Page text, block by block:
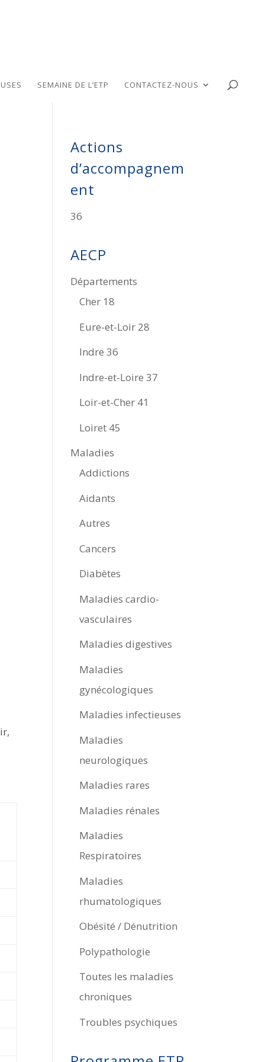
SEMAINE DE L’ETP CONTACTEZ-NOUS
Actions
d’accompagnem
ent
36
AECP
Départements
Cher 18
Eure-et-Loir 28
Indre 36
Indre-et-Loire 37
Loir-et-Cher 41
Loiret 45
Maladies
Addictions
Aidants
Autres
Cancers
Diabètes
Maladies cardio-
vasculaires
Maladies digestives
Maladies
gynécologiques
Maladies infectieuses
Maladies
neurologiques
Maladies rares
Maladies rénales
Maladies
Respiratoires
Maladies
rhumatologiques
Obésité / Dénutrition
Polypathologie
Toutes les maladies
chroniques
Troubles psychiques